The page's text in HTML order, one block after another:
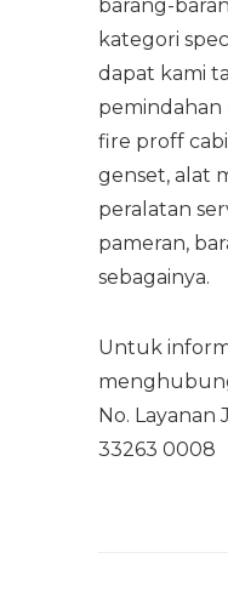
barang-
kategori
dapat kami
pemindahan
fire proff
genset, alat
peralatan
pameran,
sebagainya.
Untuk
No. Layanan
33263 0008